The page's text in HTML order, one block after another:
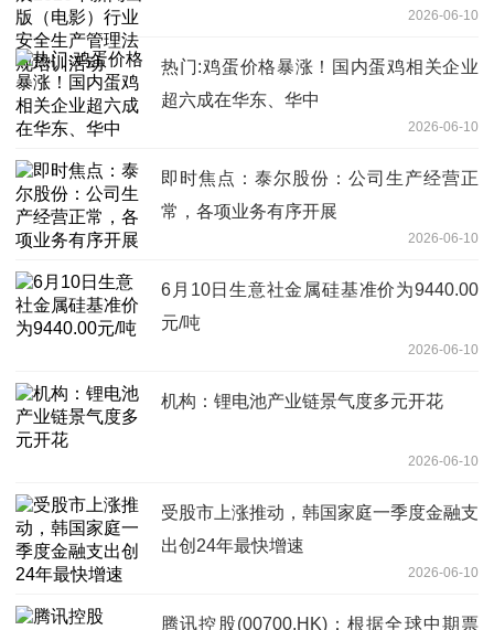
2026-06-10
热门:鸡蛋价格暴涨！国内蛋鸡相关企业
超六成在华东、华中
2026-06-10
即时焦点：泰尔股份：公司生产经营正
常，各项业务有序开展
2026-06-10
6月10日生意社金属硅基准价为9440.00
元/吨
2026-06-10
机构：锂电池产业链景气度多元开花
2026-06-10
受股市上涨推动，韩国家庭一季度金融支
出创24年最快增速
2026-06-10
腾讯控股(00700.HK)：根据全球中期票